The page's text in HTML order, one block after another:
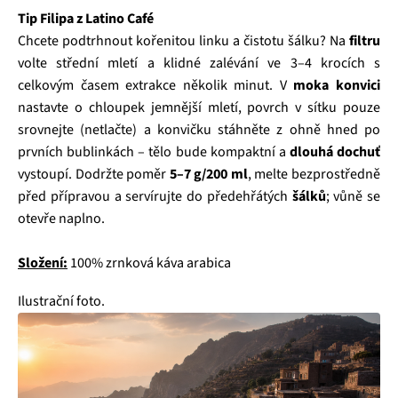
Tip Filipa z Latino Café
Chcete podtrhnout kořenitou linku a čistotu šálku? Na filtru
volte střední mletí a klidné zalévání ve 3–4 krocích s
celkovým časem extrakce několik minut. V moka konvici
nastavte o chloupek jemnější mletí, povrch v sítku pouze
srovnejte (netlačte) a konvičku stáhněte z ohně hned po
prvních bublinkách – tělo bude kompaktní a dlouhá dochuť
vystoupí. Dodržte poměr5–7 g/200 ml, melte bezprostředně
před přípravou a servírujte do předehřátých šálků; vůně se
otevře naplno.
Složení: 100% zrnková káva arabica
Ilustrační foto.